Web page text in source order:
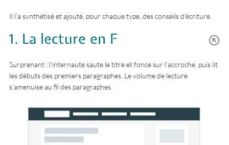
Il l’a synthétisé et ajouté, pour chaque type, des conseils d’écriture.
1. La lecture en F
Surprenant : l’internaute saute le titre et fonce sur l’accroche, puis lit
les débuts des premiers paragraphes. Le volume de lecture
s’amenuise au fil des paragraphes.